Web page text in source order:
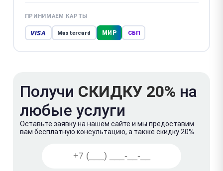
ПРИНИМАЕМ КАРТЫ
VISA Mastercard МИР СБП
Получи СКИДКУ 20% на
любые услуги
Оставьте заявку на нашем сайте и мы предоставим
вам бесплатную консультацию, а также скидку 20%